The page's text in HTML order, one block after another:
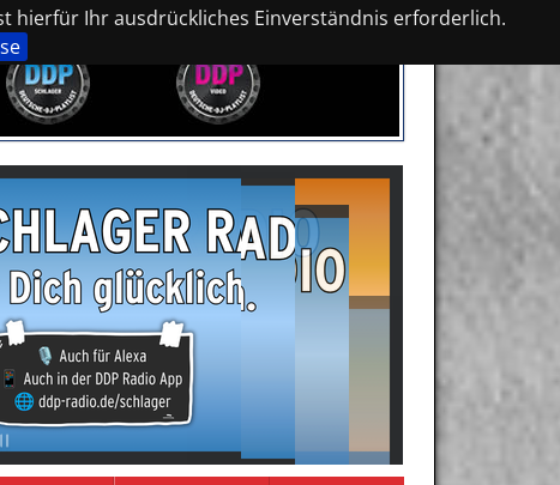
hierfür Ihr ausdrückliches Einverständnis erforderlich.